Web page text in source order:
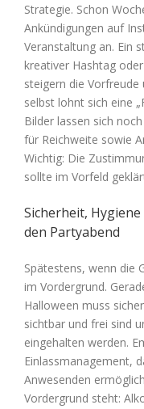
Strategie. Schon
Ankündigungen auf
Veranstaltung an. Ein
kreativer Hashtag
steigern die Vorfreude
selbst lohnt sich eine
Bilder lassen sich
für Reichweite sowie
Wichtig: Die
sollte im Vorfeld
Sicherheit,
den Partyabend
Spätestens, wenn die
im Vordergrund.
Halloween muss
sichtbar und frei sind
eingehalten werden.
Einlassmanagement,
Anwesenden
Vordergrund steht: